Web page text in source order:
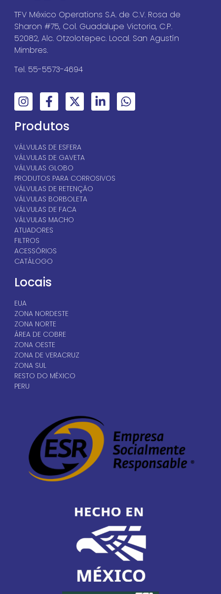
PDF
Válvulas de esfera I
SÉRIE 2CF
PDF
Válvulas de esfera I
Série 2M